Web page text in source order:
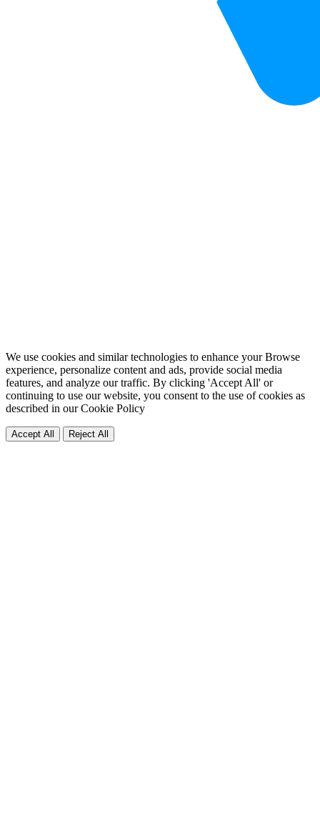
We use cookies and similar technologies to enhance your Browse
experience, personalize content and ads, provide social media
features, and analyze our traffic. By clicking 'Accept All' or
continuing to use our website, you consent to the use of cookies as
described in ourCookie Policy
Accept All Reject All